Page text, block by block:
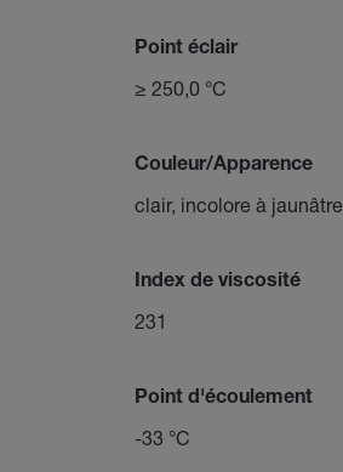
Point éclair
≥ 250,0 °C
Couleur/Apparence
clair, incolore à jaunâtre
Index de viscosité
231
Point d'écoulement
-33 °C